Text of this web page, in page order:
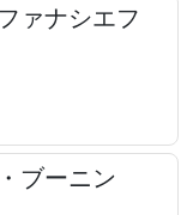
ァナシエフ
ブーニン